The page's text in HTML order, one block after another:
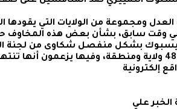
العدل ومجموعة من الولايات التي
وقت سابق، بشأن بعض هذه المخاوف
بشكل منفصل شكاوى من لجنة
إلكترونية
علي